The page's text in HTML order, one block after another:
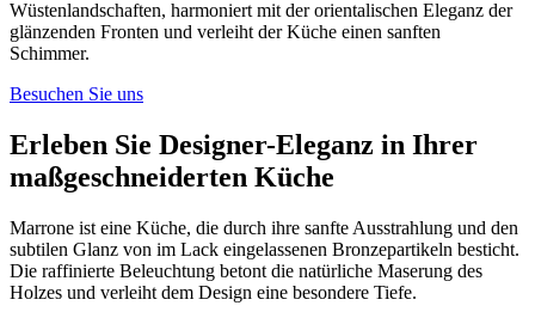
Wüstenlandschaften, harmoniert mit der orientalischen Eleganz der
glänzenden Fronten und verleiht der Küche einen sanften
Schimmer.
Besuchen Sie uns
Erleben Sie Designer-Eleganz in Ihrer
maßgeschneiderten Küche
Marrone ist eine Küche, die durch ihre sanfte Ausstrahlung und den
subtilen Glanz von im Lack eingelassenen Bronzepartikeln besticht.
Die raffinierte Beleuchtung betont die natürliche Maserung des
Holzes und verleiht dem Design eine besondere Tiefe.